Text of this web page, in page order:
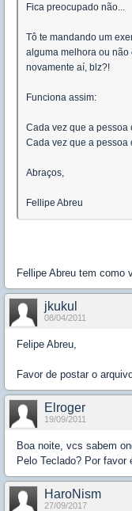
Fica preocupado não...
Tô te mandando um
alguma melhora ou não
novamente aí, blz?!
Funciona assim:
Cada vez que a pessoa
Cada vez que a pessoa
Abraços,
Fellipe Abreu
Fellipe Abreu tem como
jkukul
08/04/2011
Felipe Abreu,
Favor de postar o
Elroger
19/09/2011
Boa noite, vcs sabem
Pelo Teclado? Por favor
HaroNism
27/09/2017